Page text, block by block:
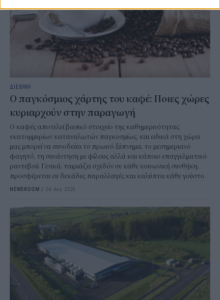
ΔΙΕΘΝΗ
Ο παγκόσμιος χάρτης του καφέ: Ποιες χώρες
κυριαρχούν στην παραγωγή
Ο καφές αποτελεί βασικό στοιχείο της καθημερινότητας
εκατομμυρίων καταναλωτών παγκοσμίως, και ειδικά στη χώρα
μας μπορεί να συνοδεύει το πρωινό ξύπνημα, το μεσημεριανό
φαγητό, τη συνάντηση με φίλους αλλά και κάποιο επαγγελματικό
ραντεβού. Γενικά, ταιριάζει σχεδόν σε κάθε κοινωνική συνθήκη,
προσφέρεται σε δεκάδες παραλλαγές και καλύπτει κάθε γούστο.
NEWSROOM / 04 Αυγ 2026